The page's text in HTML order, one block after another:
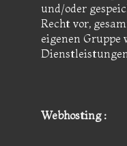
und/oder
Recht vor,
eigenen Gruppe
Webhosting :